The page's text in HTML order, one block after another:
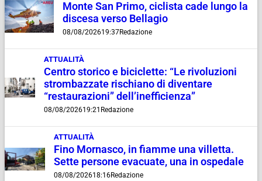
Monte San Primo, ciclista cade lungo la
discesa verso Bellagio
08/08/202619:37Redazione
ATTUALITÀ
Centro storico e biciclette: “Le rivoluzioni
strombazzate rischiano di diventare
“restaurazioni” dell’inefficienza”
08/08/202619:21 Redazione
ATTUALITÀ
Fino Mornasco, in fiamme una villetta.
Sette persone evacuate, una in ospedale
08/08/202618:16Redazione